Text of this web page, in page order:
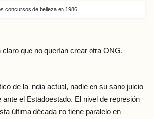
concursos de belleza en 1986
claro que no querían crear otra ONG.
de la India actual, nadie en su sano juicio
ante el Estadoestado. El nivel de represión
última década no tiene paralelo en